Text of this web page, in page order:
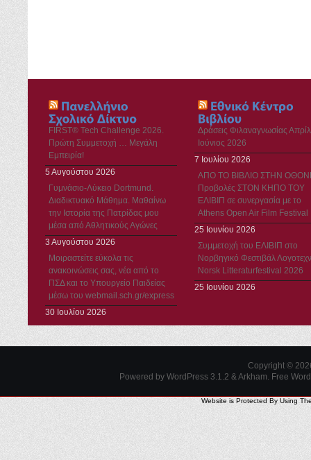
FIRST® Tech Challenge 2026.
Πρώτη Συμμετοχή … Μεγάλη
Εμπειρία!
5 Αυγούστου 2026
Γυμνάσιο-Λύκειο Dortmund.
Διαδικτυακό Μάθημα. Μαθαίνω
την Ιστορία της Πατρίδας μου
μέσα από Αθλητικούς Αγώνες
3 Αυγούστου 2026
Μοιραστείτε εύκολα τις
ανακοινώσεις σας, νέα από το
ΠΣΔ και το Υπουργείο Παιδείας
μέσω του webmail.sch.gr/express
30 Ιουλίου 2026
Δράσεις Φιλαναγνωσίας
Ιούνιος 2026
7 Ιουλίου 2026
ΑΠΟ ΤΟ ΒΙΒΛΙΟ ΣΤΗΝ
Προβολές ΣΤΟΝ ΚΗΠΟ ΤΟΥ
ΕΛΙΒΙΠ σε συνεργασία με το
Athens Open Air Film Festival
25 Ιουνίου 2026
Συμμετοχή του ΕΛΙΒΙΠ στο
Νορβηγικό Φεστιβάλ
Norsk Litteraturfestival 2026
25 Ιουνίου 2026
Copyright ©
Powered by WordPress 3.1.2 & Arkham. Free
Website is Protected By Using